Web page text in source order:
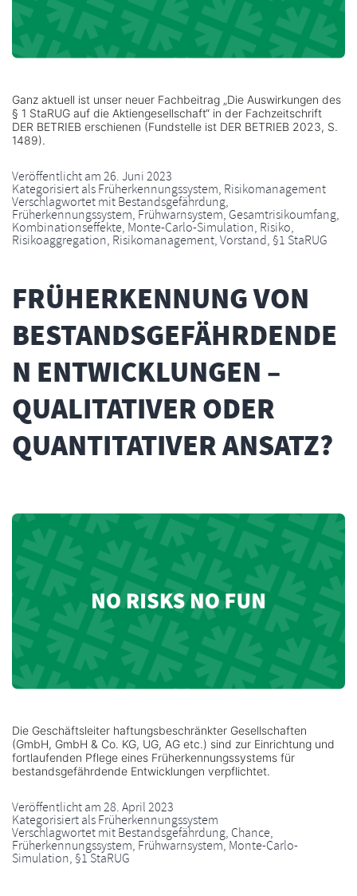
Ganz aktuell ist unser neuer Fachbeitrag „Die Auswirkungen des
§ 1 StaRUG auf die Aktiengesellschaft“ in der Fachzeitschrift
DER BETRIEB erschienen (Fundstelle ist DER BETRIEB 2023, S.
1489).
Veröffentlicht am26. Juni 2023
Kategorisiert alsFrüherkennungssystem, Risikomanagement
Verschlagwortet mitBestandsgefährdung,
Früherkennungssystem, Frühwarnsystem, Gesamtrisikoumfang,
Kombinationseffekte, Monte-Carlo-Simulation, Risiko,
Risikoaggregation, Risikomanagement,Vorstand,§1 StaRUG
FRÜHERKENNUNG VON
BESTANDSGEFÄHRDENDE
N ENTWICKLUNGEN –
QUALITATIVER ODER
QUANTITATIVER ANSATZ?
Die Geschäftsleiter haftungsbeschränkter Gesellschaften
(GmbH, GmbH & Co. KG, UG, AG etc.) sind zur Einrichtung und
fortlaufenden Pflege eines Früherkennungssystems für
bestandsgefährdende Entwicklungen verpflichtet.
Veröffentlicht am28. April 2023
Kategorisiert alsFrüherkennungssystem
Verschlagwortet mitBestandsgefährdung, Chance,
Früherkennungssystem, Frühwarnsystem, Monte-Carlo-
Simulation,§1 StaRUG